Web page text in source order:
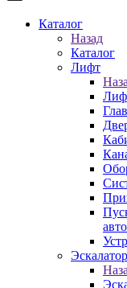
Каталог
Назад
Каталог
Лифт